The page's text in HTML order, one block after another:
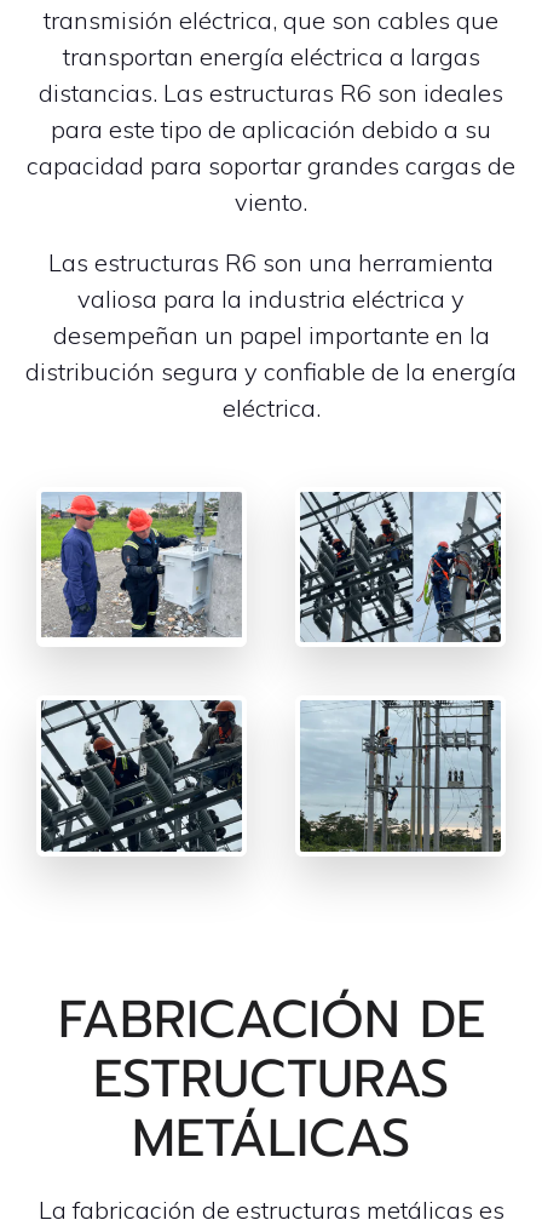
transmisión eléctrica, que son cables que
transportan energía eléctrica a largas
distancias. Las estructuras R6 son ideales
para este tipo de aplicación debido a su
capacidad para soportar grandes cargas de
viento.
Las estructuras R6 son una herramienta
valiosa para la industria eléctrica y
desempeñan un papel importante en la
distribución segura y confiable de la energía
eléctrica.
FABRICACIÓN DE
ESTRUCTURAS
METÁLICAS
La fabricación de estructuras metálicas es